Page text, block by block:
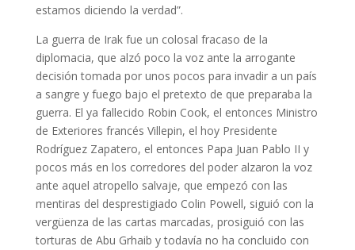
estamos diciendo la verdad”.
La guerra de Irak fue un colosal fracaso de la
diplomacia, que alzó poco la voz ante la arrogante
decisión tomada por unos pocos para invadir a un país
a sangre y fuego bajo el pretexto de que preparaba la
guerra. El ya fallecido Robin Cook, el entonces Ministro
de Exteriores francés Villepin, el hoy Presidente
Rodríguez Zapatero, el entonces Papa Juan Pablo II y
pocos más en los corredores del poder alzaron la voz
ante aquel atropello salvaje, que empezó con las
mentiras del desprestigiado Colin Powell, siguió con la
vergüenza de las cartas marcadas, prosiguió con las
torturas de Abu Grhaib y todavía no ha concluido con